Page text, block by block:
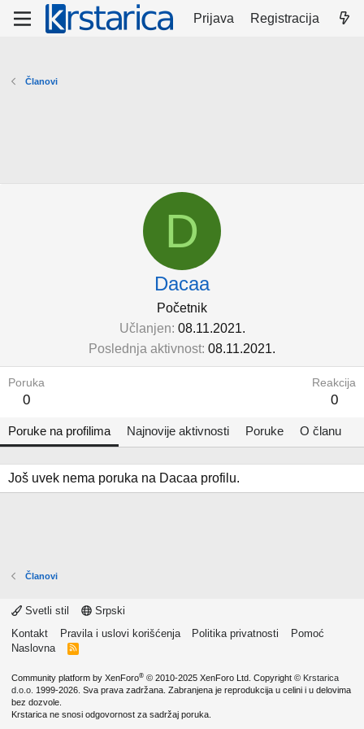
Prijava Registracija
Članovi
D
Dacaa
Početnik
Učlanjen 08.11.2021.
Poslednja aktivnost 08.11.2021.
Poruka
0
Reakcija
0
Poruke na profilima Najnovije aktivnosti Poruke O članu
Još uvek nema poruka na Dacaa profilu.
Članovi
Svetli stil
Srpski
Kontakt
Pravila i uslovi korišćenja Politika privatnosti
Pomoć
Naslovna
R
Community platform by XenForo® © 2010-2025 XenForo Ltd. Copyright © Krstarica
d.o.o. 1999-2026. Sva prava zadržana. Zabranjena je reprodukcija u celini i u delovima
bez dozvole.
Krstarica ne snosi odgovornost za sadržaj poruka.